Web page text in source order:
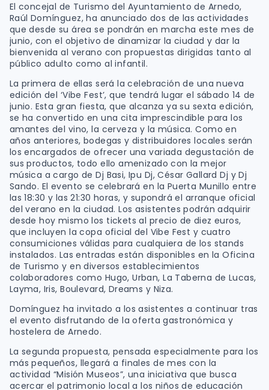
El concejal de Turismo del Ayuntamiento de Arnedo,
Raúl Domínguez, ha anunciado dos de las actividades
que desde su área se pondrán en marcha este mes de
junio, con el objetivo de dinamizar la ciudad y dar la
bienvenida al verano con propuestas dirigidas tanto al
público adulto como al infantil.
La primera de ellas será la celebración de una nueva
edición del ‘Vibe Fest’, que tendrá lugar el sábado 14 de
junio. Esta gran fiesta, que alcanza ya su sexta edición,
se ha convertido en una cita imprescindible para los
amantes del vino, la cerveza y la música. Como en
años anteriores, bodegas y distribuidores locales serán
los encargados de ofrecer una variada degustación de
sus productos, todo ello amenizado con la mejor
música a cargo de Dj Basi, Ipu Dj, César Gallard Dj y Dj
Sando. El evento se celebrará en la Puerta Munillo entre
las 18:30 y las 21:30 horas, y supondrá el arranque oficial
del verano en la ciudad. Los asistentes podrán adquirir
desde hoy mismo los tickets al precio de diez euros,
que incluyen la copa oficial del Vibe Fest y cuatro
consumiciones válidas para cualquiera de los stands
instalados. Las entradas están disponibles en la Oficina
de Turismo y en diversos establecimientos
colaboradores como Hugo, Urban, La Taberna de Lucas,
Layma, Iris, Boulevard, Dreams y Niza.
Domínguez ha invitado a los asistentes a continuar tras
el evento disfrutando de la oferta gastronómica y
hostelera de Arnedo.
La segunda propuesta, pensada especialmente para los
más pequeños, llegará a finales de mes con la
actividad “Misión Museos”, una iniciativa que busca
acercar el patrimonio local a los niños de educación